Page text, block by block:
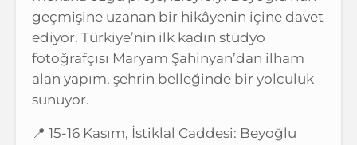
geçmişine uzanan bir hikâyenin içine davet
ediyor. Türkiye’nin ilk kadın stüdyo
fotoğrafçısı Maryam Şahinyan’dan ilham
alan yapım, şehrin belleğinde bir yolculuk
sunuyor.
📍 15-16 Kasım, İstiklal Caddesi: Beyoğlu